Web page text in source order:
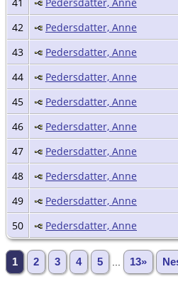
42
Pedersdatter, Anne
43
Pedersdatter, Anne
44
Pedersdatter, Anne
45
Pedersdatter, Anne
46
Pedersdatter, Anne
47
Pedersdatter, Anne
48
Pedersdatter, Anne
49
Pedersdatter, Anne
50
Pedersdatter, Anne
1 2 3 4 5 13»